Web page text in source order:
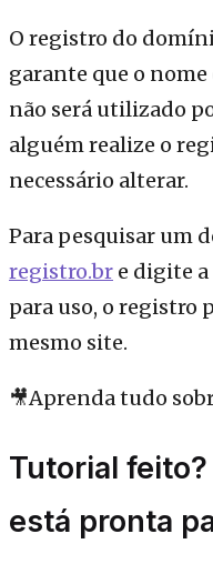
O registro do
garante que o
não será utilizado
alguém realize o
necessário alterar.
Para pesquisar um
registro.br e digite
para uso, o registro
mesmo site.
🎥Aprenda tudo
Tutorial
está pronta